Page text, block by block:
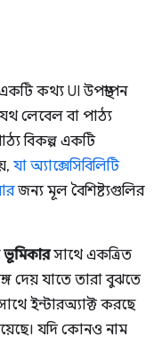
কথ্য UI উপস্থাপন
লেবেল বা পাঠ্য
বিকল্প একটি
যা অ্যাক্সেসিবিলিটি
জন্য মূল বৈশিষ্ট্যগুলির
ভূমিকারসাথে একত্রিত
দেয় যাতে তারা বুঝতে
ইন্টারঅ্যাক্ট করছে
যদি কোনও নাম